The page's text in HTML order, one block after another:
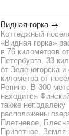
Видная горка
Коттеджный
«Видная горка»
в 76 километров
Петербурга, 33
от Зеленогорска и
километра от
Репино. В 300
находится
также неподалеку
расположены
Плетневое,
Приветное. Земля